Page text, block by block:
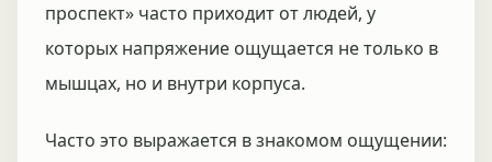
проспект» часто приходит от людей, у
которых напряжение ощущается не только в
мышцах, но и внутри корпуса.
Часто это выражается в знакомом ощущении: